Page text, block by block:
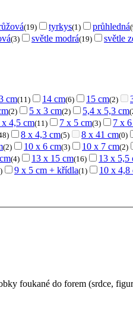
(19) tyrkys(1) průhledná
(3) světle modrá(19) světle
cm(11) 14 cm(6) 15 cm(2)
(2) 5 x 3 cm(2) 5,4 x 5,3 cm
x 4,5 cm(11) 7 x 5 cm(3) 7 x
8 x 4,3 cm(5) 8 x 41 cm(0)
(2) 10 x 6 cm(3) 10 x 7 cm(2)
(4) 13 x 15 cm(16) 13 x 5,5
9 x 5 cm + křídla(1) 10 x 4,8
foukané do forem (srdce,